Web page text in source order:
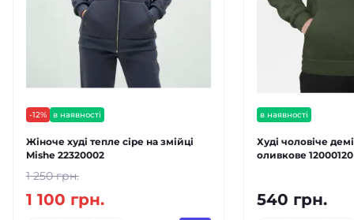
-12% в наявності
Жіноче худі тепле сіре на змійці
Mishe 22320002
1 250 грн.
1 100 грн.
в наявності
Худі чоловіче
оливкове 12000120
540 грн.